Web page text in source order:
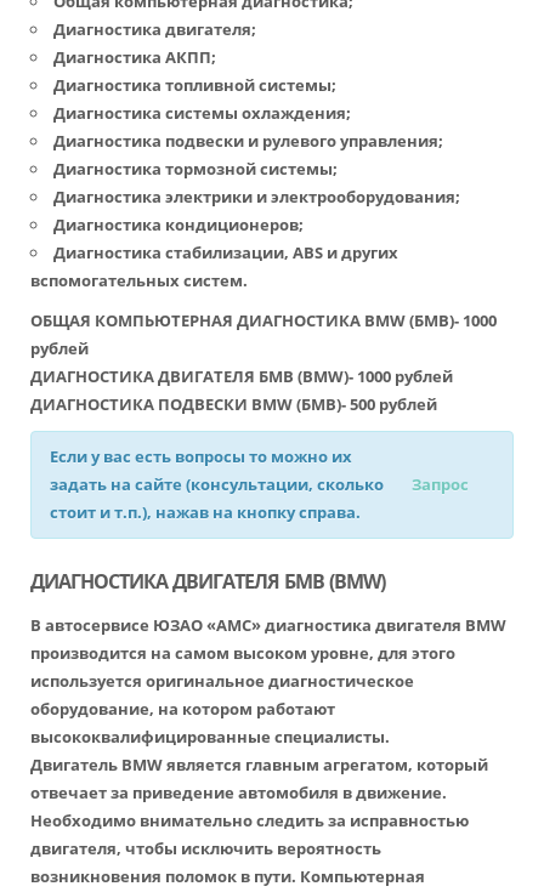
Диагностика двигателя;
Диагностика АКПП;
Диагностика топливной системы;
Диагностика системы охлаждения;
Диагностика подвески и рулевого управления;
Диагностика тормозной системы;
Диагностика электрики и электрооборудования;
Диагностика кондиционеров;
Диагностика стабилизации, ABS и других
вспомогательных систем.
ОБЩАЯ КОМПЬЮТЕРНАЯ ДИАГНОСТИКА BMW (БМВ)- 1000
рублей
ДИАГНОСТИКА ДВИГАТЕЛЯ БМВ (BMW)- 1000 рублей
ДИАГНОСТИКА ПОДВЕСКИ BMW (БМВ)- 500 рублей
Если у вас есть вопросы то можно их
задать на сайте (консультации, сколько
стоит и т.п.), нажав на кнопку справа.
Запрос
ДИАГНОСТИКА ДВИГАТЕЛЯ БМВ (BMW)
В автосервисе ЮЗАО «АМС» диагностика двигателя BMW
производится на самом высоком уровне, для этого
используется оригинальное диагностическое
оборудование, на котором работают
высококвалифицированные специалисты.
Двигатель BMW является главным агрегатом, который
отвечает за приведение автомобиля в движение.
Необходимо внимательно следить за исправностью
двигателя, чтобы исключить вероятность
возникновения поломок в пути. Компьютерная